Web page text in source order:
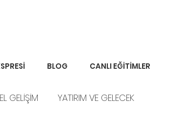
BLOG CANLI EĞİTİMLER
GELİŞİM YATIRIM VE GELECEK